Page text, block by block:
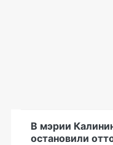
В мэрии
остановили